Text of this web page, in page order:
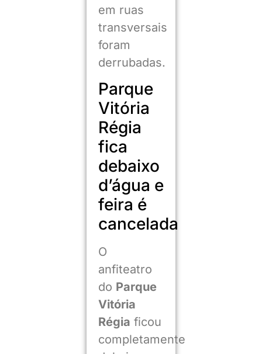
em ruas
transversais
foram
derrubadas.
Parque
Vitória
Régia
fica
debaixo
d’água e
feira é
cancelada
O
anfiteatro
do Parque
Vitória
Régia ficou
completamente